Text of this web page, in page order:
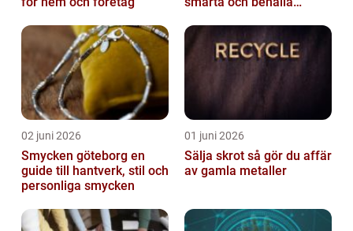
02 juni 2026
Smycken göteborg en
guide till hantverk, stil och
personliga smycken
01 juni 2026
Sälja skrot så gör du affär
av gamla metaller